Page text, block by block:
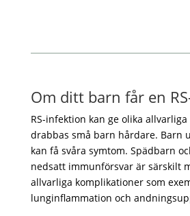
Om ditt barn får en
RS-infektion kan ge olika
drabbas små barn hårdare. Barn
kan få svåra symtom. Spädbarn
nedsatt immunförsvar är särskilt
allvarliga komplikationer som
lunginflammation och